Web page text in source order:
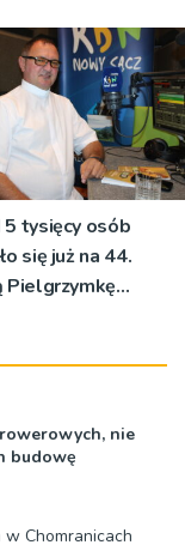
5 tysięcy osób
się już na 44.
Pielgrzymkę
nie
budowę
Chomranicach